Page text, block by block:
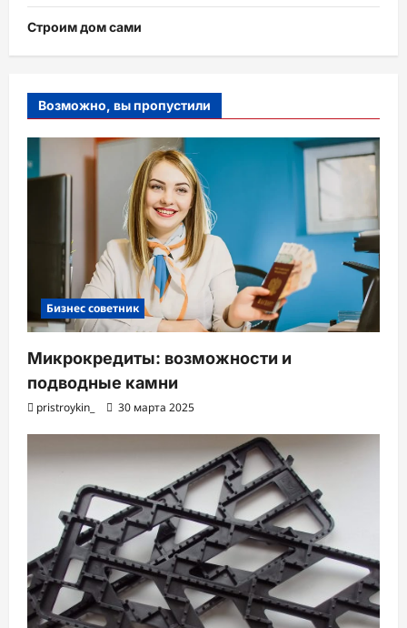
Строим дом сами
Возможно, вы пропустили
Бизнес советник
Микрокредиты: возможности и
подводные камни
pristroykin_ 30 марта 2025